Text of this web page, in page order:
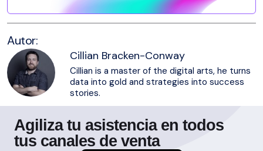
Autor:
Cillian Bracken-Conway
Cillian is a master of the digital arts, he turns
data into gold and strategies into success
stories.
Agiliza tu asistencia en todos
tus canales de venta